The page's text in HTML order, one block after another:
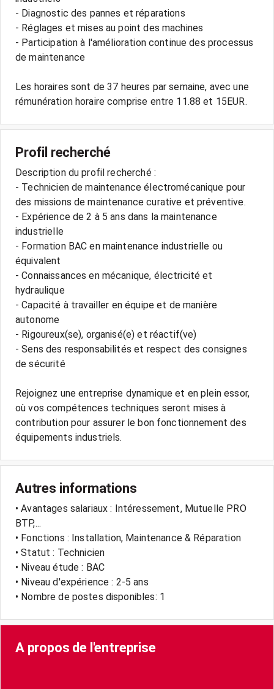
- Diagnostic des pannes et réparations
- Réglages et mises au point des machines
- Participation à l'amélioration continue des processus
de maintenance
Les horaires sont de 37 heures par semaine, avec une
Profil recherché
Description du profil recherché :
- Technicien de maintenance électromécanique pour
des missions de maintenance curative et préventive.
- Expérience de 2 à 5 ans dans la maintenance
industrielle
- Formation BAC en maintenance industrielle ou
équivalent
- Connaissances en mécanique, électricité et
hydraulique
- Capacité à travailler en équipe et de manière
autonome
- Rigoureux(se), organisé(e) et réactif(ve)
- Sens des responsabilités et respect des consignes
de sécurité
Rejoignez une entreprise dynamique et en plein essor,
où vos compétences techniques seront mises à
contribution pour assurer le bon fonctionnement des
Autres informations
• Avantages salariaux : Intéressement, Mutuelle PRO
BTP,...
• Fonctions : Installation, Maintenance & Réparation
• Statut : Technicien
• Niveau étude : BAC
• Niveau d'expérience : 2-5 ans
• Nombre de postes disponibles: 1
A propos de l'entreprise